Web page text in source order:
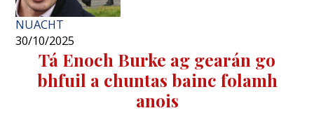
NUACHT
30/10/2025
Tá Enoch Burke ag gearán go
bhfuil a chuntas bainc folamh
anois